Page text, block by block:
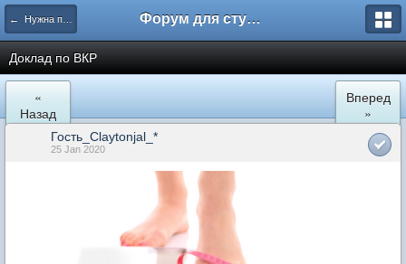
← Нужна помощь Форум для студента СГА
Доклад по ВКР
«
Назад
Вперед
»
Гость_Claytonjal_*
25 Jan 2020